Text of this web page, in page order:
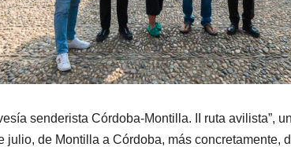
senderista Córdoba-Montilla. II ruta avilista”,
julio, de Montilla a Córdoba, más concretamente,